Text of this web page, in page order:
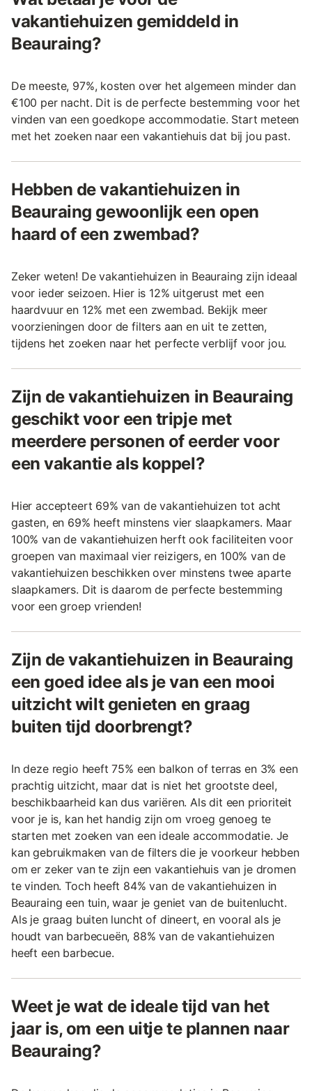
vakantiehuizen gemiddeld in
Beauraing?
De meeste, 97%, kosten over het algemeen minder dan
€100 per nacht. Dit is de perfecte bestemming voor het
vinden van een goedkope accommodatie. Start meteen
met het zoeken naar een vakantiehuis dat bij jou past.
Hebben de vakantiehuizen in
Beauraing gewoonlijk een open
haard of een zwembad?
Zeker weten! De vakantiehuizen in Beauraing zijn ideaal
voor ieder seizoen. Hier is 12% uitgerust met een
haardvuur en 12% met een zwembad. Bekijk meer
voorzieningen door de filters aan en uit te zetten,
tijdens het zoeken naar het perfecte verblijf voor jou.
Zijn de vakantiehuizen in Beauraing
geschikt voor een tripje met
meerdere personen of eerder voor
een vakantie als koppel?
Hier accepteert 69% van de vakantiehuizen tot acht
gasten, en 69% heeft minstens vier slaapkamers. Maar
100% van de vakantiehuizen herft ook faciliteiten voor
groepen van maximaal vier reizigers, en 100% van de
vakantiehuizen beschikken over minstens twee aparte
slaapkamers. Dit is daarom de perfecte bestemming
voor een groep vrienden!
Zijn de vakantiehuizen in Beauraing
een goed idee als je van een mooi
uitzicht wilt genieten en graag
buiten tijd doorbrengt?
In deze regio heeft 75% een balkon of terras en 3% een
prachtig uitzicht, maar dat is niet het grootste deel,
beschikbaarheid kan dus variëren. Als dit een prioriteit
voor je is, kan het handig zijn om vroeg genoeg te
starten met zoeken van een ideale accommodatie. Je
kan gebruikmaken van de filters die je voorkeur hebben
om er zeker van te zijn een vakantiehuis van je dromen
te vinden. Toch heeft 84% van de vakantiehuizen in
Beauraing een tuin, waar je geniet van de buitenlucht.
Als je graag buiten luncht of dineert, en vooral als je
houdt van barbecueën, 88% van de vakantiehuizen
heeft een barbecue.
Weet je wat de ideale tijd van het
jaar is, om een uitje te plannen naar
Beauraing?